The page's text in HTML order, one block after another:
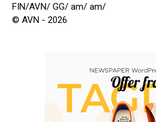
FIN/AVN/ GG/ am/ am/
© AVN - 2026